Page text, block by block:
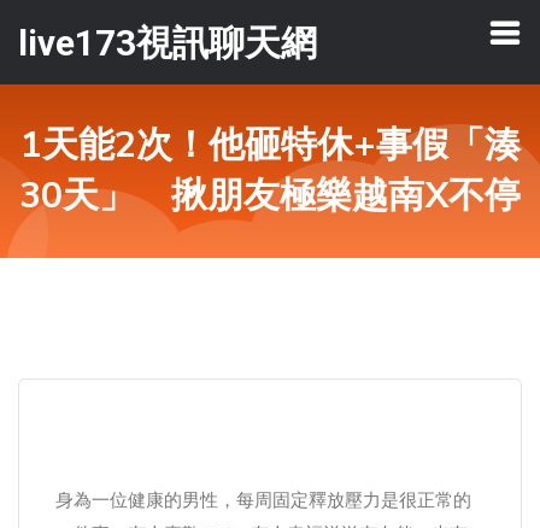
live173視訊聊天網
1天能2次！他砸特休+事假「湊
30天」 揪朋友極樂越南X不停
身為一位健康的男性，每周固定釋放壓力是很正常的